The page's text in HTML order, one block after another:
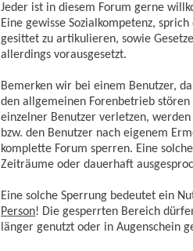
Jeder ist in diesem Forum gerne
Eine gewisse Sozialkompetenz,
gesittet zu artikulieren, sowie
allerdings vorausgesetzt.
Bemerken wir bei einem Benutzer,
den allgemeinen Forenbetrieb
einzelner Benutzer verletzen,
bzw. den Benutzer nach eigenem
komplette Forum sperren. Eine
Zeiträume oder dauerhaft
Eine solche Sperrung bedeutet ein
Person! Die gesperrten Bereich
länger genutzt oder in Augenschein